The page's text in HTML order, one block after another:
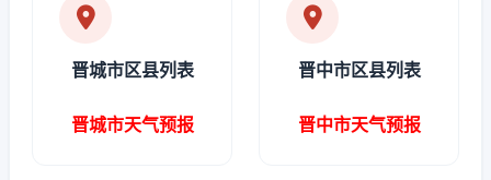
晋城市区县列表
晋城市天气预报
晋中市区县列表
晋中市天气预报